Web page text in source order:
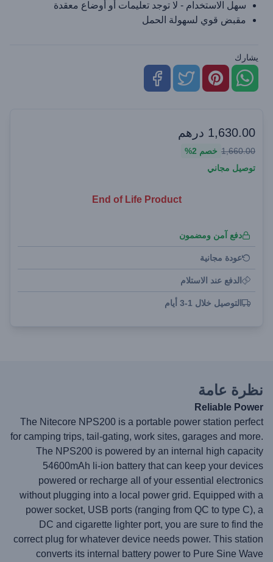
سهل الاستخدام - لا توجد تعليمات أو أوضاع معقدة
مقبض قوي لسهولة الحمل
يشارك
1,630.00 درهم
1,660.00 خصم 2%
توصيل مجاني
End of Life Product
دفع آمن ومضمون
عودة مجانية
الدفع عند الاستلام
التوصيل خلال 1-3 أيام
نظرة عامة
Reliable Power
The Nitecore NPS200 is a portable power station perfect
for camping trips, tail-gating, work sites, garages and more.
The NPS200 is powered by an internal high capacity
54600mAh li-ion battery that can keep your devices
powered or recharge all of your essential electronics
without plugging into a local power grid. Equipped with a
power socket, USB ports (ranging from QC to type C), a
DC and cigarette lighter port, you are sure to find the
correct plug for whatever device needs power. This station
converts its internal battery power to Pure Sine Wave